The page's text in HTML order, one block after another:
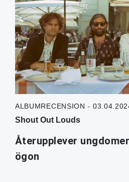
ALBUMRECENSION -
Shout Out Louds
Återupplever
ögon